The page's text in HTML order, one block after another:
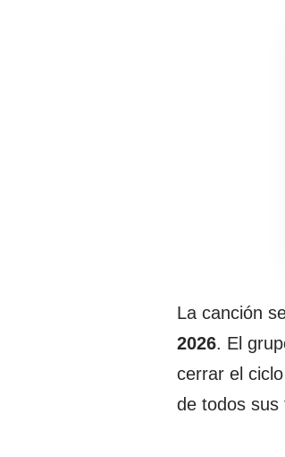
La canción
2026. El
cerrar el
de todos sus